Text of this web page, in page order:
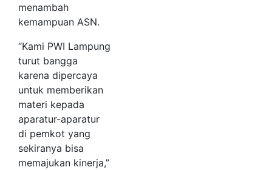
menambah
kemampuan ASN.
“Kami PWI Lampung
turut bangga
karena dipercaya
untuk memberikan
materi kepada
aparatur-aparatur
di pemkot yang
sekiranya bisa
memajukan kinerja,”